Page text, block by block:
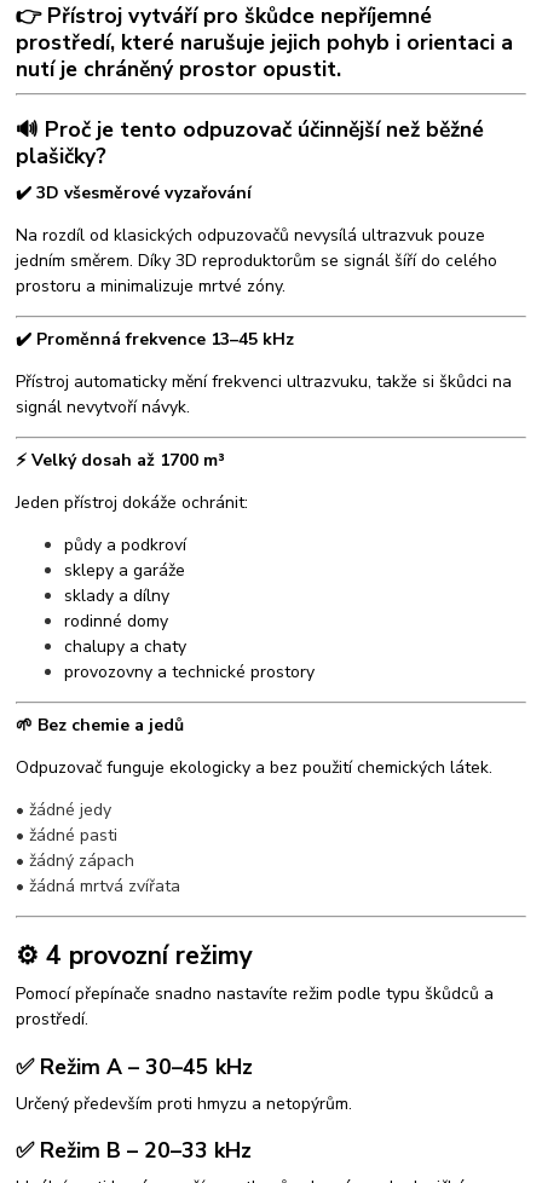
👉 Přístroj vytváří pro škůdce nepříjemné
prostředí, které narušuje jejich pohyb i orientaci a
nutí je chráněný prostor opustit.
🔊 Proč je tento odpuzovač účinnější než běžné
plašičky?
✔️ 3D všesměrové vyzařování
Na rozdíl od klasických odpuzovačů nevysílá ultrazvuk pouze
jedním směrem. Díky 3D reproduktorům se signál šíří do celého
prostoru a minimalizuje mrtvé zóny.
✔️ Proměnná frekvence 13–45 kHz
Přístroj automaticky mění frekvenci ultrazvuku, takže si škůdci na
signál nevytvoří návyk.
⚡ Velký dosah až 1700 m³
Jeden přístroj dokáže ochránit:
půdy a podkroví
sklepy a garáže
sklady a dílny
rodinné domy
chalupy a chaty
provozovny a technické prostory
🌱 Bez chemie a jedů
Odpuzovač funguje ekologicky a bez použití chemických látek.
• žádné jedy
• žádné pasti
• žádný zápach
• žádná mrtvá zvířata
⚙️ 4 provozní režimy
Pomocí přepínače snadno nastavíte režim podle typu škůdců a
prostředí.
✅ Režim A – 30–45 kHz
Určený především proti hmyzu a netopýrům.
✅ Režim B – 20–33 kHz